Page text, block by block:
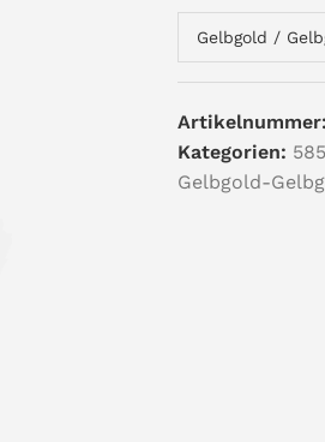
Artikelnummer:
Kategorien: 585
Gelbgold-